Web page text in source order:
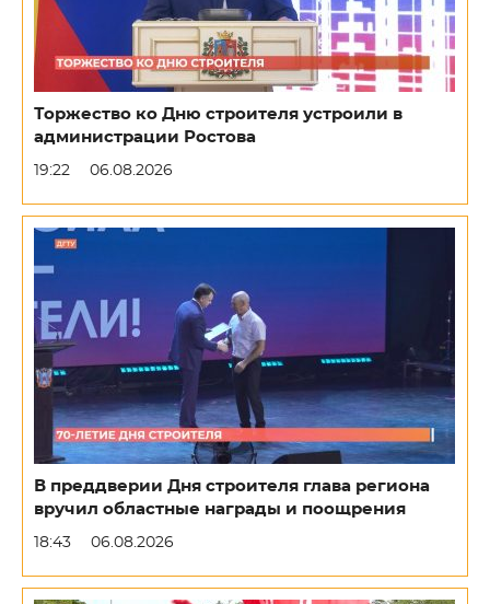
Торжество ко Дню строителя устроили в
администрации Ростова
19:22 06.08.2026
В преддверии Дня строителя глава региона
вручил областные награды и поощрения
18:43 06.08.2026